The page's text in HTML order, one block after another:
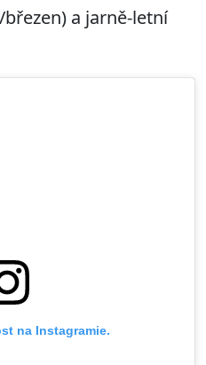
a jarně-letní
na Instagramie.